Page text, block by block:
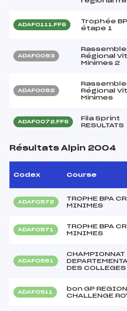
ADAF0111.FFS
Trophée
étape 1
ADAF0093
Régional
Minimes 2
ADAF0092
Régional
Minimes
ADAF0072.FFS
Fila Sprint
RESULTATS
Résultats Alpin 2004
Codex Course
ADAF0572
TROPHE BPA
MINIMES
ADAF0571
TROPHE BPA
MINIMES
ADAF0561
CHAMPIONNAT
DES COLLEGES
ADAF0511
bon GP
CHALLENGE